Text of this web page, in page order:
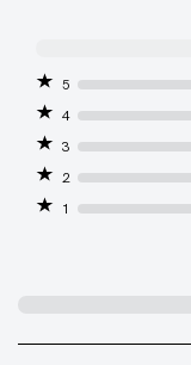
5
4
3
2
1